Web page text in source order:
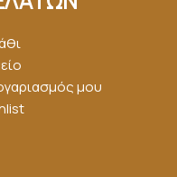
μου